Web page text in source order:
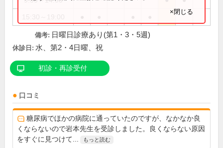
×閉じる
備考: 日曜日診療あり(第1・3・5週)
休診日: 水、第2・4日曜、祝
初診・再診受付
口コミ
糖尿病でほかの病院に通っていたのですが、なかなか良
くならないので岩本先生を受診しました。良くならない原因
をすぐに見つけて...
もっと読む